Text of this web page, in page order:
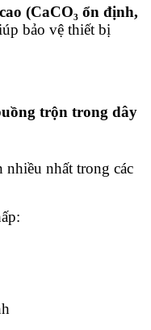
(CaCO₃ ổn định,
bảo vệ thiết bị
trộn trong dây
nhất trong các